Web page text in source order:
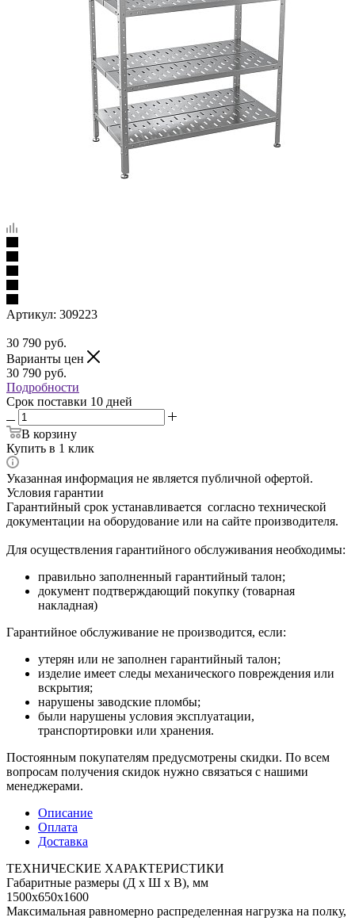
Артикул: 309223
30 790 руб.
Варианты цен
30 790 руб.
Подробности
Срок поставки 10 дней
В корзину
Купить в 1 клик
Указанная информация не является публичной офертой.
Условия гарантии
Гарантийный срок устанавливается согласно технической
документации на оборудование или на сайте производителя.
Для осуществления гарантийного обслуживания необходимы:
правильно заполненный гарантийный талон;
документ подтверждающий покупку (товарная
накладная)
Гарантийное обслуживание не производится, если:
утерян или не заполнен гарантийный талон;
изделие имеет следы механического повреждения или
вскрытия;
нарушены заводские пломбы;
были нарушены условия эксплуатации,
транспортировки или хранения.
Постоянным покупателям предусмотрены скидки. По всем
вопросам получения скидок нужно связаться с нашими
менеджерами.
Описание
Оплата
Доставка
ТЕХНИЧЕСКИЕ ХАРАКТЕРИСТИКИ
Габаритные размеры (Д х Ш х В), мм
1500х650х1600
Максимальная равномерно распределенная нагрузка на полку,